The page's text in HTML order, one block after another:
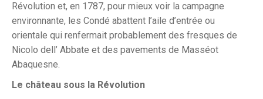
Révolution et, en 1787, pour mieux voir la campagne
environnante, les Condé abattent l’aile d’entrée ou
orientale qui renfermait probablement des fresques de
Nicolo dell’ Abbate et des pavements de Masséot
Abaquesne.
Le château sous la Révolution